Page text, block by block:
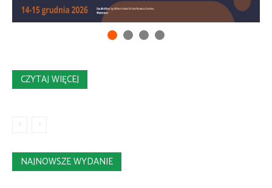
CZYTAJ WIĘCEJ
NAJNOWSZE WYDANIE